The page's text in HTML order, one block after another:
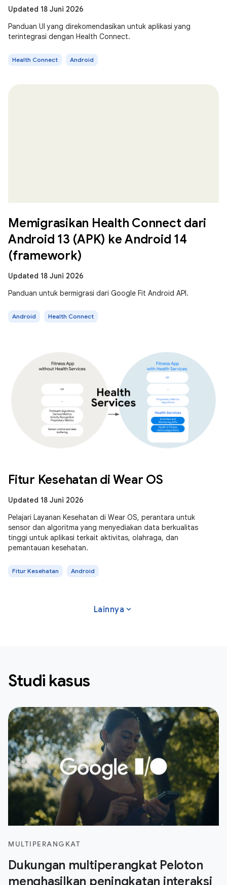
Updated 18 Juni 2026
Panduan UI yang direkomendasikan untuk aplikasi yang
terintegrasi dengan Health Connect.
Health Connect Android
Memigrasikan Health Connect dari
Android 13 (APK) ke Android 14
(framework)
Updated 18 Juni 2026
Panduan untuk bermigrasi dari Google Fit Android API.
Android Health Connect
Fitur Kesehatan di Wear OS
Updated 18 Juni 2026
Pelajari Layanan Kesehatan di Wear OS, perantara untuk
sensor dan algoritma yang menyediakan data berkualitas
tinggi untuk aplikasi terkait aktivitas, olahraga, dan
pemantauan kesehatan.
Fitur Kesehatan Android
Lainnya expand_more
Studi kasus
MULTIPERANGKAT
Dukungan multiperangkat Peloton
menghasilkan peningkatan interaksi